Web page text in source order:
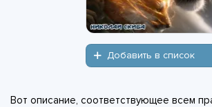
Добавить в список
Вот описание, соответствующее всем